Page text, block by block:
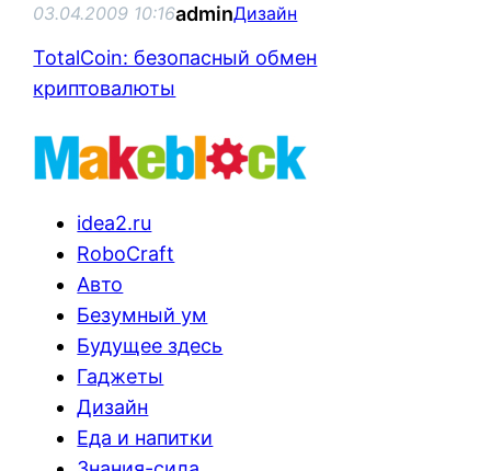
03.04.2009 10:16adminДизайн
TotalCoin: безопасный обмен
криптовалюты
idea2.ru
RoboCraft
Авто
Безумный ум
Будущее здесь
Гаджеты
Дизайн
Еда и напитки